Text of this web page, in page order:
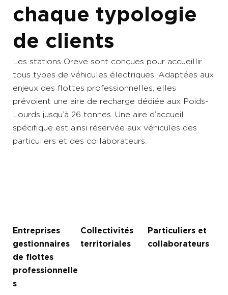
chaque typologie
de clients
Les stations Oreve sont conçues pour accueillir
tous types de véhicules électriques. Adaptées aux
enjeux des flottes professionnelles, elles
prévoient une aire de recharge dédiée aux Poids-
Lourds jusqu’à 26 tonnes. Une aire d’accueil
spécifique est ainsi réservée aux véhicules des
particuliers et des collaborateurs.
Entreprises
gestionnaires
de flottes
professionnelle
s
Collectivités
territoriales
Particuliers et
collaborateurs